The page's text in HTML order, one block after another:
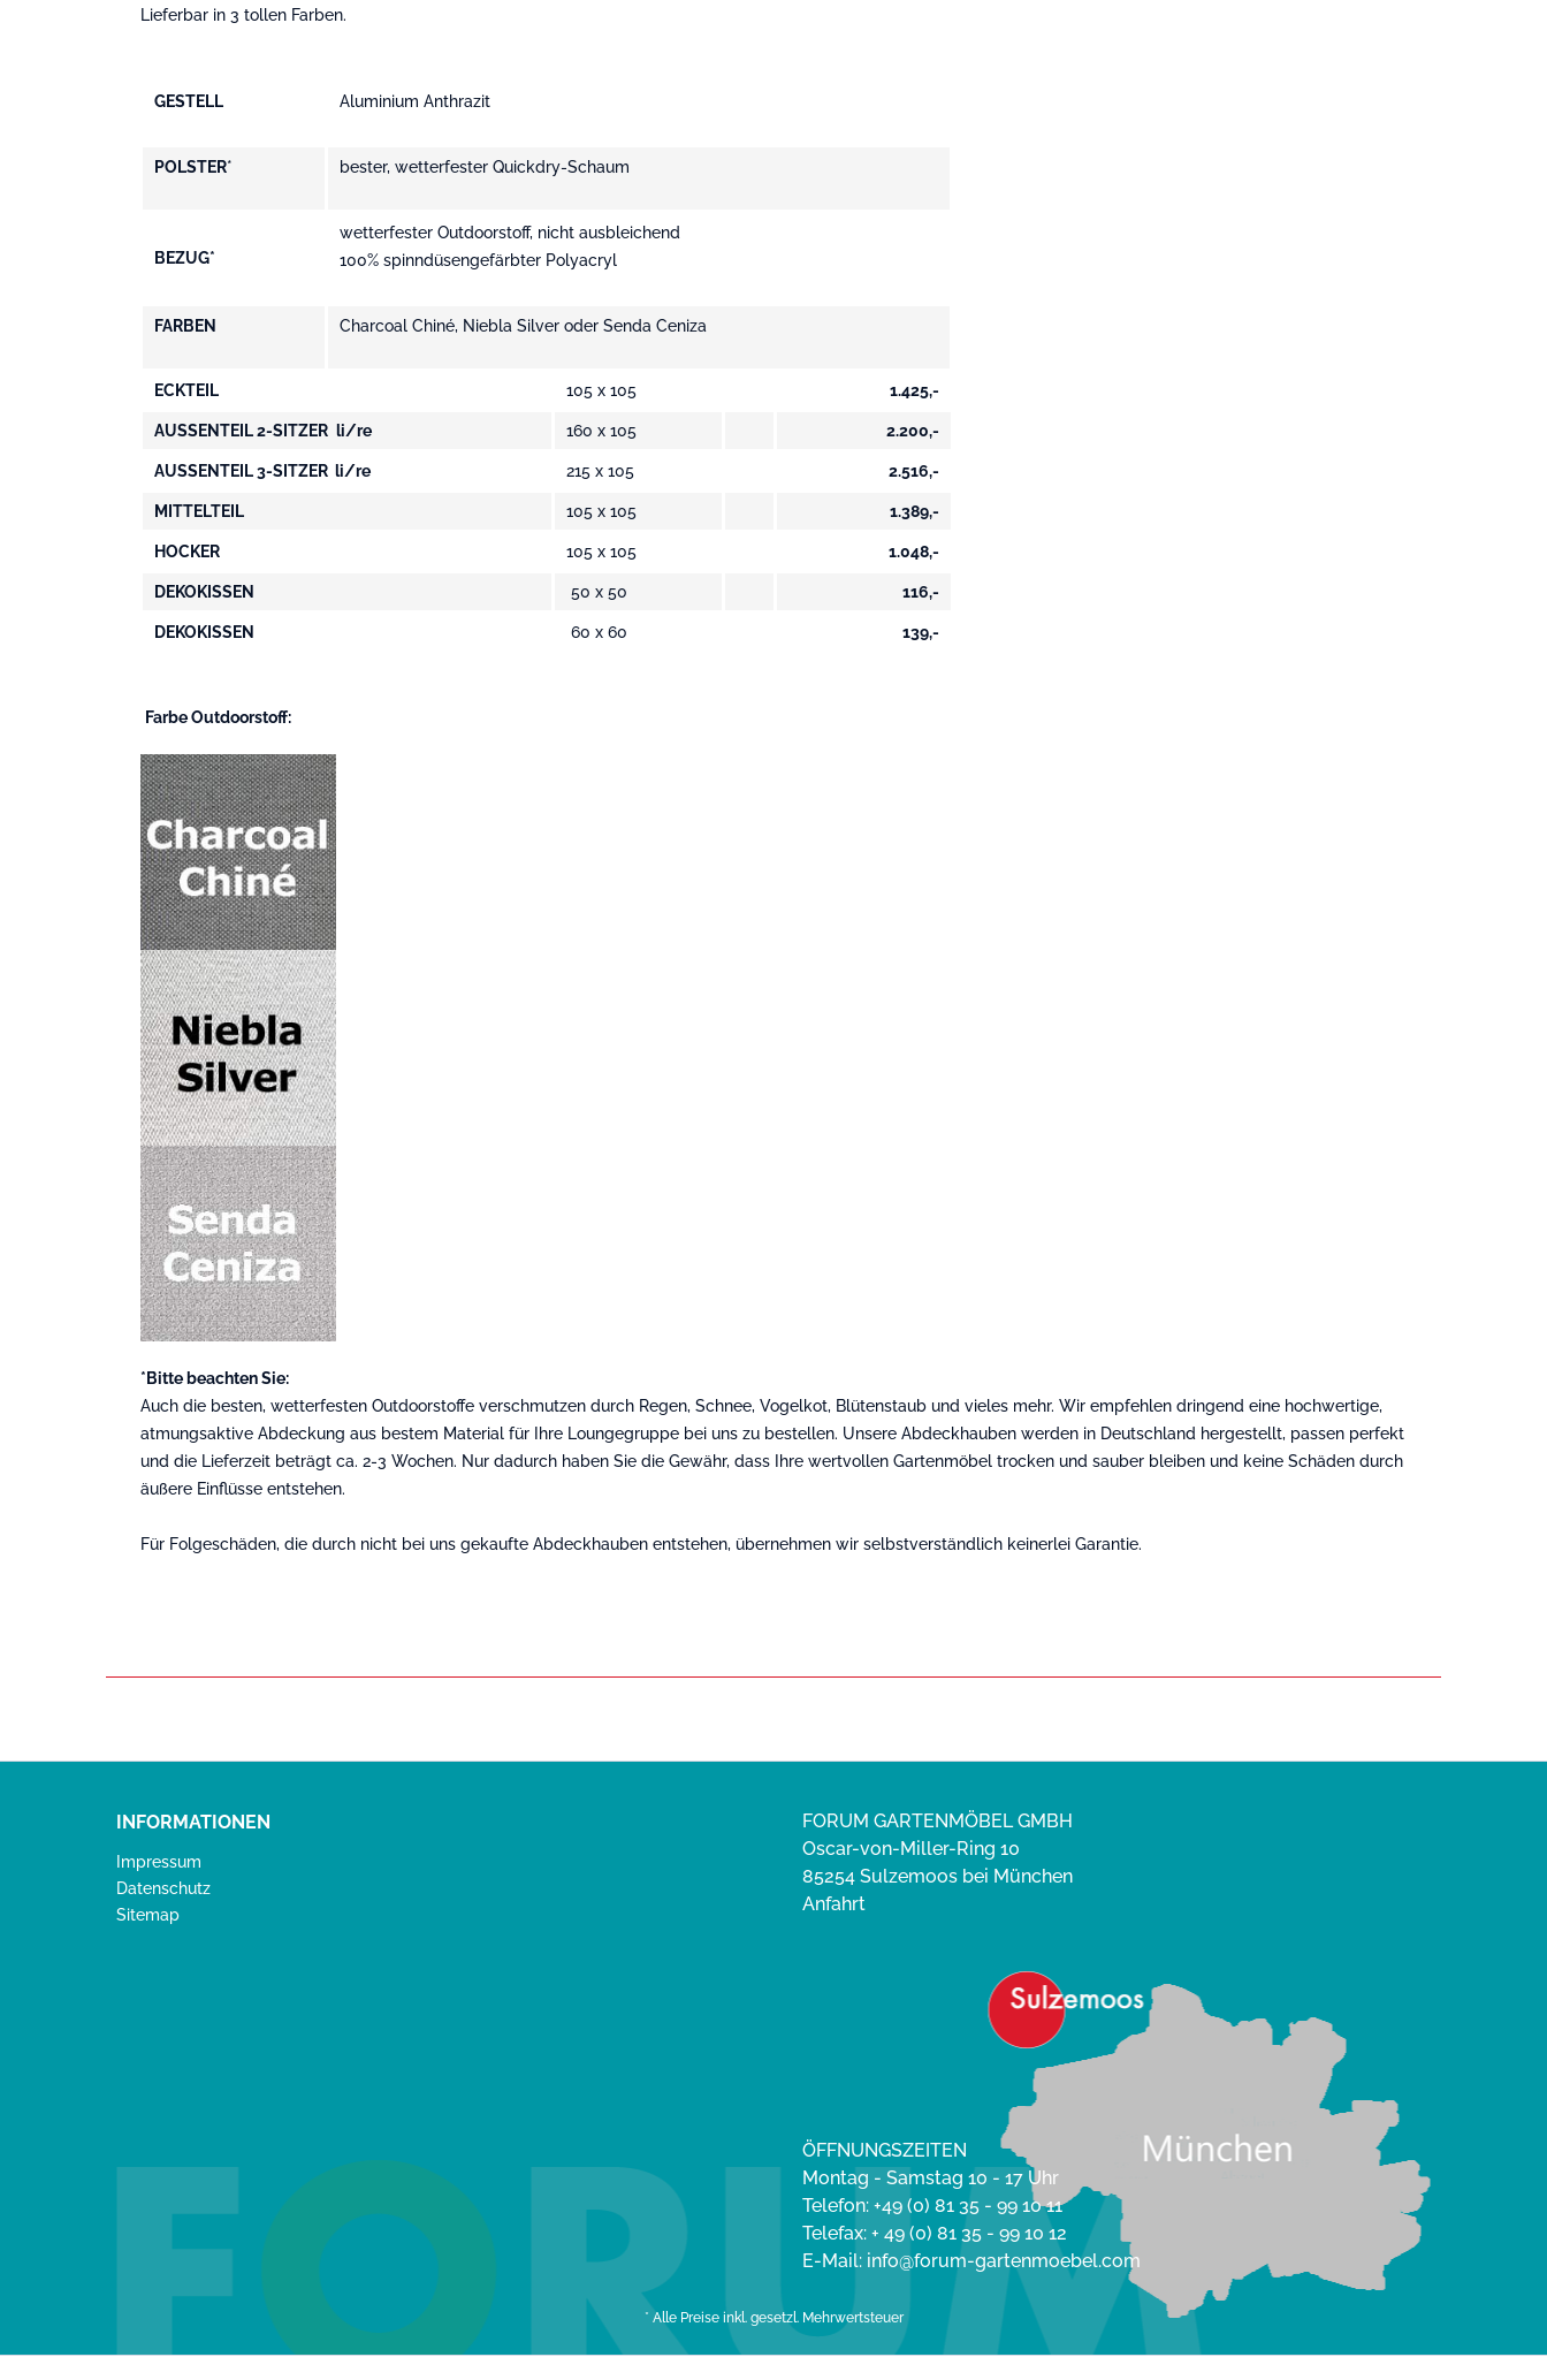
Lieferbar in 3 tollen Farben.
GESTELL Aluminium Anthrazit
POLSTER* bester, wetterfester Quickdry-Schaum
BEZUG*
wetterfester Outdoorstoff, nicht ausbleichend
100% spinndüsengefärbter Polyacryl
FARBEN Charcoal Chiné, Niebla Silver oder Senda Ceniza
ECKTEIL 105 x 105 1.425,-
AUSSENTEIL 2-SITZER li/re 160 x 105 2.200,-
AUSSENTEIL 3-SITZER li/re 215 x 105 2.516,-
MITTELTEIL 105 x 105 1.389,-
HOCKER 105 x 105 1.048,-
DEKOKISSEN 50 x 50 116,-
DEKOKISSEN 60 x 60 139,-
Farbe Outdoorstoff:
*Bitte beachten Sie:
Auch die besten, wetterfesten Outdoorstoffe verschmutzen durch Regen, Schnee, Vogelkot, Blütenstaub und vieles mehr. Wir empfehlen dringend eine hochwertige,
atmungsaktive Abdeckung aus bestem Material für Ihre Loungegruppe bei uns zu bestellen. Unsere Abdeckhauben werden in Deutschland hergestellt, passen perfekt
und die Lieferzeit beträgt ca. 2-3 Wochen. Nur dadurch haben Sie die Gewähr, dass Ihre wertvollen Gartenmöbel trocken und sauber bleiben und keine Schäden durch
äußere Einflüsse entstehen.
Für Folgeschäden, die durch nicht bei uns gekaufte Abdeckhauben entstehen, übernehmen wir selbstverständlich keinerlei Garantie.
INFORMATIONEN
Impressum
Datenschutz
Sitemap
FORUM GARTENMÖBEL GMBH
Oscar-von-Miller-Ring 10
85254 Sulzemoos bei München
Anfahrt
ÖFFNUNGSZEITEN
Montag - Samstag 10 - 17 Uhr
Telefon: +49 (0) 81 35 - 99 10 11
Telefax: + 49 (0) 81 35 - 99 10 12
E-Mail: info@forum-gartenmoebel.com
* Alle Preise inkl. gesetzl. Mehrwertsteuer